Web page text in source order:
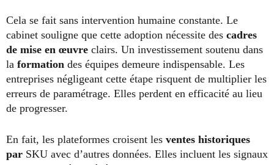
Cela se fait sans intervention humaine constante. Le
cabinet souligne que cette adoption nécessite des cadres
de mise en œuvre clairs. Un investissement soutenu dans
la formation des équipes demeure indispensable. Les
entreprises négligeant cette étape risquent de multiplier les
erreurs de paramétrage. Elles perdent en efficacité au lieu
de progresser.
En fait, les plateformes croisent les ventes historiques
par SKU avec d’autres données. Elles incluent les signaux